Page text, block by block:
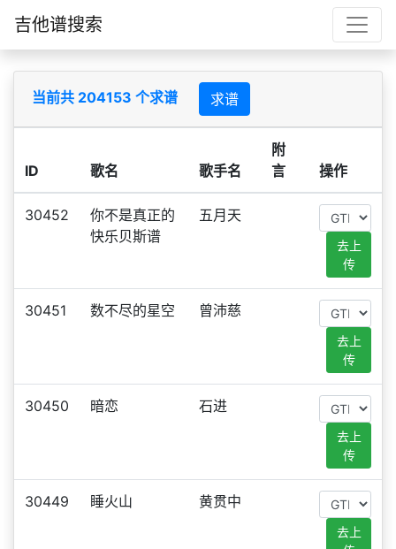
吉他谱搜索
当前共 204153 个求谱 求谱
ID 歌名 歌手名
附
言
操作
30452
你不是真正的
快乐贝斯谱
五月天
去上
传
30451 数不尽的星空 曾沛慈
去上
传
30450 暗恋 石进
去上
传
30449 睡火山 黄贯中
去上